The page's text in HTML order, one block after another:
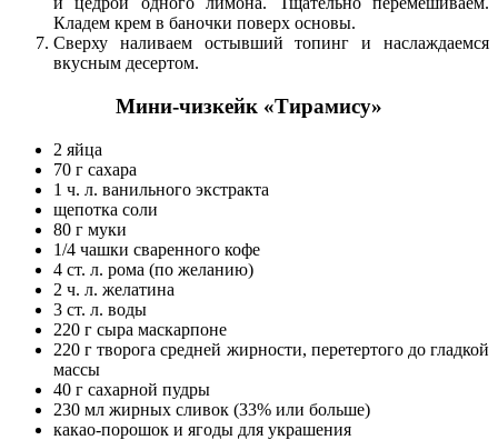
Кладем крем в баночки поверх основы.
Сверху наливаем остывший топинг и наслаждаемся
вкусным десертом.
Мини-чизкейк «Тирамису»
2 яйца
70 г сахара
1 ч. л. ванильного экстракта
щепотка соли
80 г муки
1/4 чашки сваренного кофе
4 ст. л. рома (по желанию)
2 ч. л. желатина
3 ст. л. воды
220 г сыра маскарпоне
220 г творога средней жирности, перетертого до гладкой
массы
40 г сахарной пудры
230 мл жирных сливок (33% или больше)
какао-порошок и ягоды для украшения